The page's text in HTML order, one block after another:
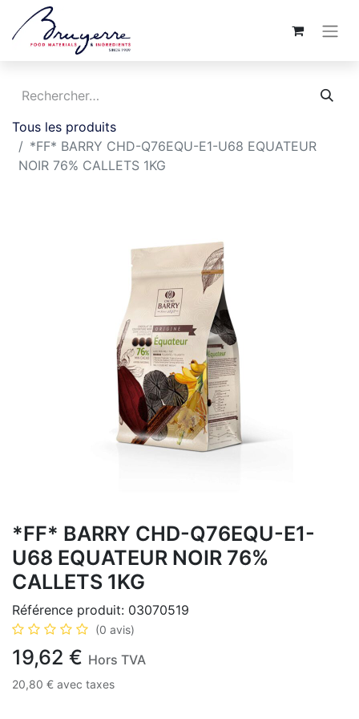
Tous les produits
*FF* BARRY CHD-Q76EQU-E1-U68 EQUATEUR
NOIR 76% CALLETS 1KG
*FF* BARRY CHD-Q76EQU-E1-
U68 EQUATEUR NOIR 76%
CALLETS 1KG
Référence produit: 03070519
(0 avis)
19,62 € Hors TVA
20,80 € avec taxes